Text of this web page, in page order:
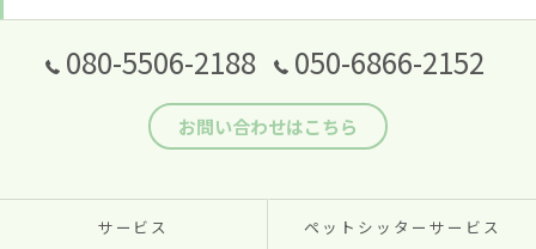
080-5506-2188 050-6866-2152
お問い合わせはこちら
サービス ペットシッターサービス